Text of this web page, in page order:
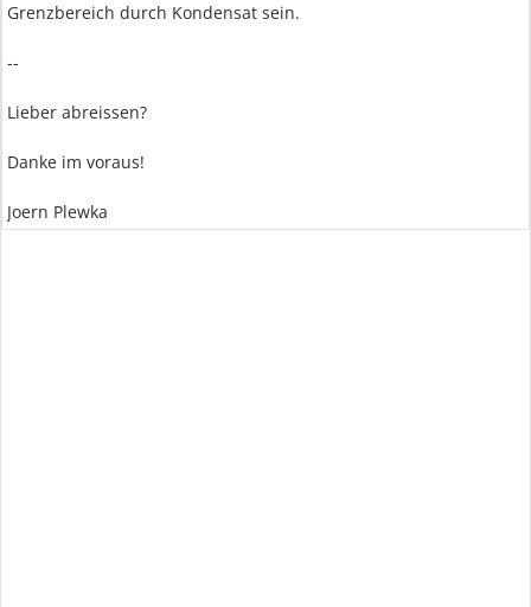
Grenzbereich durch Kondensat sein.
--
Lieber abreissen?
Danke im voraus!
Joern Plewka